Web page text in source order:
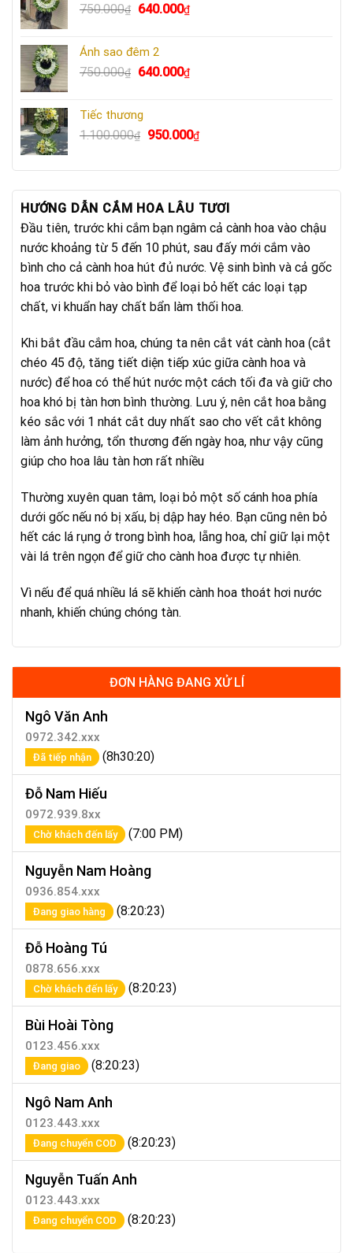
670.000₫.
750.000₫
Giá
750.000₫.
640.000₫Giá
640.000₫.
Ánh sao đêm 2
750.000₫
Giá
750.000₫.
640.000₫Giá
640.000₫.
Tiếc thương
1.100.000₫
Giá
là:
950.000₫Giá
tại
950.000₫.
HƯỚNG DẪN CẮM HOA LÂU TƯƠI
Đầu tiên, trước khi cắm bạn ngâm cả cành hoa vào chậu
nước khoảng từ 5 đến 10 phút, sau đấy mới cắm vào
bình cho cả cành hoa hút đủ nước. Vệ sinh bình và cả gốc
hoa trước khi bỏ vào bình để loại bỏ hết các loại tạp
chất, vi khuẩn hay chất bẩn làm thối hoa.
Khi bắt đầu cắm hoa, chúng ta nên cắt vát cành hoa (cắt
chéo 45 độ, tăng tiết diện tiếp xúc giữa cành hoa và
nước) để hoa có thể hút nước một cách tối đa và giữ cho
hoa khó bị tàn hơn bình thường. Lưu ý, nên cắt hoa bằng
kéo sắc với 1 nhát cắt duy nhất sao cho vết cắt không
làm ảnh hưởng, tổn thương đến ngày hoa, như vậy cũng
giúp cho hoa lâu tàn hơn rất nhiều
Thường xuyên quan tâm, loại bỏ một số cánh hoa phía
dưới gốc nếu nó bị xấu, bị dập hay héo. Bạn cũng nên bỏ
hết các lá rụng ở trong bình hoa, lẵng hoa, chỉ giữ lại một
vài lá trên ngọn để giữ cho cành hoa được tự nhiên.
Vì nếu để quá nhiều lá sẽ khiến cành hoa thoát hơi nước
nhanh, khiến chúng chóng tàn.
ĐƠN HÀNG ĐANG XỬ LÍ
Ngô Văn Anh
0972.342.xxx
Đã tiếp nhận (8h30:20)
Đỗ Nam Hiếu
0972.939.8xx
Chờ khách đến lấy (7:00 PM)
Nguyễn Nam Hoàng
0936.854.xxx
Đang giao hàng (8:20:23)
Đỗ Hoàng Tú
0878.656.xxx
Chờ khách đến lấy (8:20:23)
Bùi Hoài Tòng
0123.456.xxx
Đang giao (8:20:23)
Ngô Nam Anh
0123.443.xxx
Đang chuyển COD (8:20:23)
Nguyễn Tuấn Anh
0123.443.xxx
Đang chuyển COD (8:20:23)